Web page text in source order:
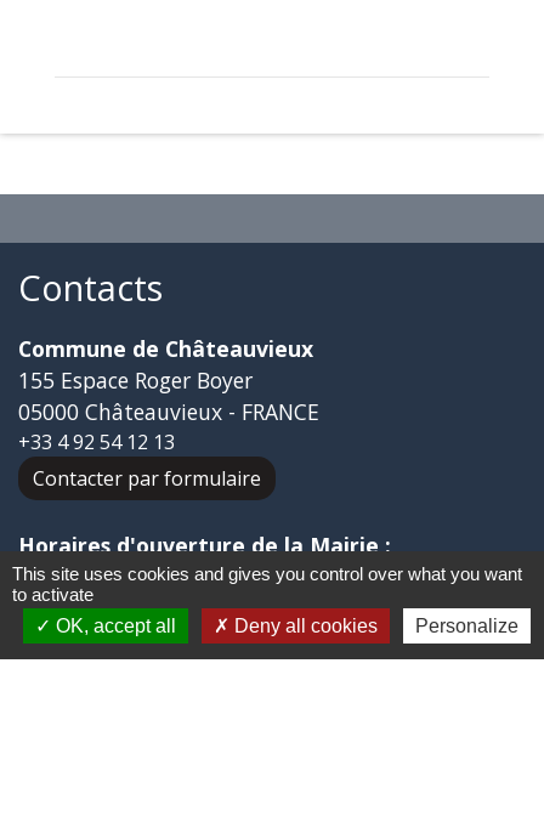
Contacts
Commune de Châteauvieux
155 Espace Roger Boyer
05000 Châteauvieux - FRANCE
+33 4 92 54 12 13
Contacter par formulaire
Horaires d'ouverture de la Mairie :
Lundi : 7h30 à 12h30 / 14h00 à 17h30
Mardi : 7h30 à 12h30 / 14h00 à 17h30
Mercredi : 7h30 à 12h00
This site uses cookies and gives you control over what you want
to activate
OK, accept all
Deny all cookies Personalize